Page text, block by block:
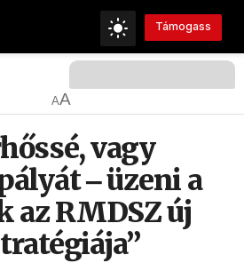
Támogass
AA
vagy
‒ üzeni a
az RMDSZ új